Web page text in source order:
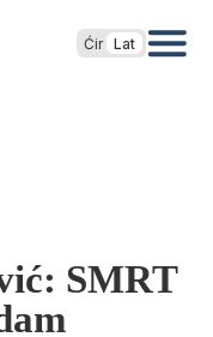
Ćir Lat
SMRT